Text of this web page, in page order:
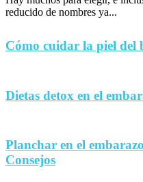
reducido de nombres ya...
Cómo cuidar la piel del
Dietas detox en el
Planchar en el
Consejos